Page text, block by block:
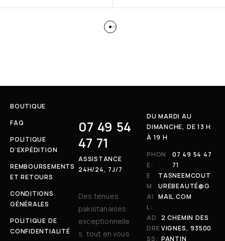
BOUTIQUE
FAQ
POLITIQUE
D’EXPÉDITION
REMBOURSEMENTS
ET RETOURS
CONDITIONS
GÉNÉRALES
POLITIQUE DE
CONFIDENTIALITÉ
07 49 54
47 71
ASSISTANCE
24H/24, 7J/7
Des tenues
pakistanaises
exceptionnelle
s, tout en vous
DU MARDI AU
DIMANCHE, DE 13 H
À 19 H
PHON
E:
07 49 54 47
71
E
M
AI
L:
TASNEEMCOUT
UREBEAUTÉ@G
MAIL.COM
AD
DRE
SS:
2 CHEMIN DES
VIGNES, 93500
PANTIN